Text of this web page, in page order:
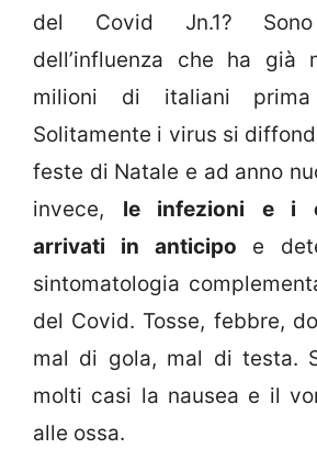
del Covid Jn.1?
dell’influenza che ha già
milioni di italiani
Solitamente i virus si
feste di Natale e ad anno
invece, le infezioni e i
arrivati in anticipo e
sintomatologia
del Covid. Tosse, febbre,
mal di gola, mal di testa.
molti casi la nausea e il
alle ossa.